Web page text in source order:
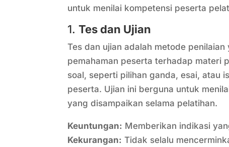
untuk menilai kompetensi peserta
1.Tes dan Ujian
Tes dan ujian adalah metode
pemahaman peserta terhadap materi
soal, seperti pilihan ganda, esai, atau
peserta. Ujian ini berguna untuk
yang disampaikan selama pelatihan.
Keuntungan: Memberikan indikasi
Kekurangan: Tidak selalu